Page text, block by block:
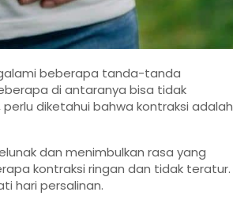
beberapa tanda-tanda
di antaranya bisa tidak
diketahui bahwa kontraksi adalah
dan menimbulkan rasa yang
kontraksi ringan dan tidak teratur.
hari persalinan.